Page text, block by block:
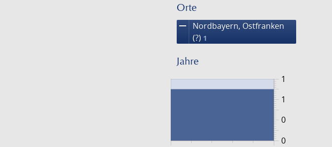
Orte
remove
Nordbayern, Ostfranken
(?) 1
Jahre
0
1
0
1